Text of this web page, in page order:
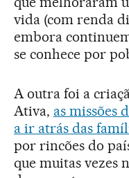
vida (com renda
embora
se conhece por
A outra foi a
Ativa, as missões
a ir atrás das
por rincões do
que muitas vezes